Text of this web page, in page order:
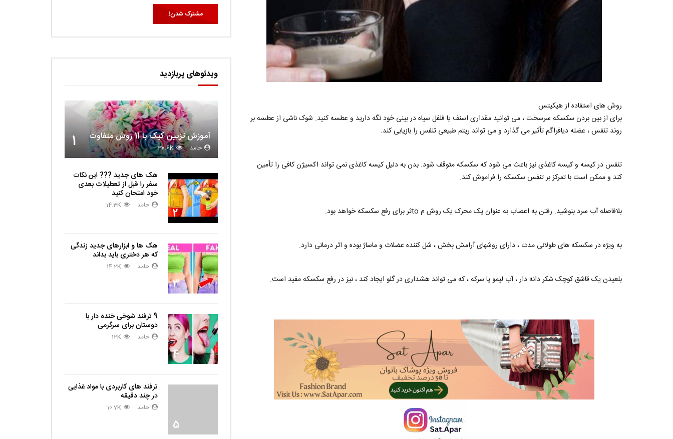
روش های استفاده از هیکیتس
برای از بین بردن سکسکه سرسخت ، می توانید مقداری اسنف یا فلفل سیاه در بینی خود نگه دارید و عطسه کنید. شوک ناشی از عطسه بر
روند تنفس ، عضله دیافراگم تأثیر می گذارد و می تواند ریتم طبیعی تنفس را بازیابی کند.
تنفس در کیسه و کیسه کاغذی نیز باعث می شود که سکسکه متوقف شود. بدن به دلیل کیسه کاغذی نمی تواند اکسیژن کافی را تأمین
کند و ممکن است با تمرکز بر تنفس سکسکه را فراموش کند.
بلافاصله آب سرد بنوشید. رفتن به اعصاب به عنوان یک محرک یک روش م toثر برای رفع سکسکه خواهد بود.
به ویژه در سکسکه های طولانی مدت ، دارای روشهای آرامش بخش ، شل کننده عضلات و ماساژ بوده و اثر درمانی دارد.
بلعیدن یک قاشق کوچک شکر دانه دار ، آب لیمو یا سرکه ، که می تواند هشداری در گلو ایجاد کند ، نیز در رفع سکسکه مفید است.
ویدئوهای پربازدید
1 آموزش تزیین کیک با 11 روش متفاوت
حامد 27.6K
2
هک های جدید ??️? این نکات
سفر را قبل از تعطیلات بعدی
خود امتحان کنید
حامد 14.3K
3
هک ها و ابزارهای جدید زندگی
که هر دختری باید بداند
حامد 14.2K
4
9 ترفند شوخی خنده دار با
دوستان برای سرگرمی
حامد 12K
5
ترفند های کاربردی با مواد غذایی
در چند دقیقه
حامد 10.7K